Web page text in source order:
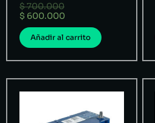
$700.000
$ 600.000
Añadir al carrito